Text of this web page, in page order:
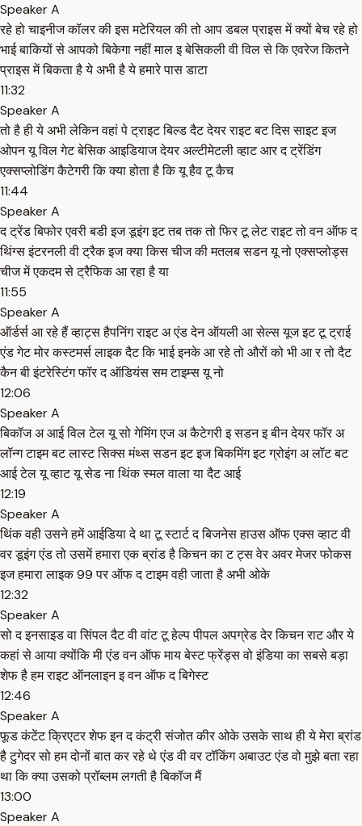
Speaker A
रहे हो चाइनीज कॉलर की इस मटेरियल की तो आप डबल प्राइस में क्यों बेच रहे हो
भाई बाकियों से आपको बिकेगा नहीं माल इ बेसिकली वी विल से कि एवरेज कितने
प्राइस में बिकता है ये अभी है ये हमारे पास डाटा
11:32
Speaker A
तो है ही ये अभी लेकिन वहां पे ट्राइट बिल्ड दैट देयर राइट बट दिस साइट इज
ओपन यू विल गेट बेसिक आइडियाज देयर अल्टीमेटली व्हाट आर द ट्रेंडिंग
एक्सप्लोडिंग कैटेगरी कि क्या होता है कि यू हैव टू कैच
11:44
Speaker A
द ट्रेंड बिफोर एवरी बडी इज डूइंग इट तब तक तो फिर टू लेट राइट तो वन ऑफ द
थिंग्स इंटरनली वी ट्रैक इज क्या किस चीज की मतलब सडन यू नो एक्सप्लोड्स
चीज में एकदम से ट्रैफिक आ रहा है या
11:55
Speaker A
ऑर्डर्स आ रहे हैं व्हाट्स हैपनिंग राइट अ एंड देन ऑयली आ सेल्स यूज इट टू ट्राई
एंड गेट मोर कस्टमर्स लाइक दैट कि भाई इनके आ रहे तो औरों को भी आ र तो दैट
कैन बी इंटरेस्टिंग फॉर द ऑडियंस सम टाइम्स यू नो
12:06
Speaker A
बिकॉज अ आई विल टेल यू सो गेमिंग एज अ कैटेगरी इ सडन इ बीन देयर फॉर अ
लॉन्ग टाइम बट लास्ट सिक्स मंथ्स सडन इट इज बिकमिंग इट ग्रोइंग अ लॉट बट
आई टेल यू व्हाट यू सेड ना थिंक स्मल वाला या दैट आई
12:19
Speaker A
थिंक वही उसने हमें आईडिया दे था टू स्टार्ट द बिजनेस हाउस ऑफ एक्स व्हाट वी
वर डूइंग एंड तो उसमें हमारा एक ब्रांड है किचन का ट ट्स वेर अवर मेजर फोकस
इज हमारा लाइक 99 पर ऑफ द टाइम वही जाता है अभी ओके
12:32
Speaker A
सो द इनसाइड वा सिंपल दैट वी वांट टू हेल्प पीपल अपग्रेड देर किचन राट और ये
कहां से आया क्योंकि मी एंड वन ऑफ माय बेस्ट फ्रेंड्स वो इंडिया का सबसे बड़ा
शेफ है हम राइट ऑनलाइन इ वन ऑफ द बिगेस्ट
12:46
Speaker A
फूड कंटेंट क्रिएटर शेफ इन द कंट्री संजोत कीर ओके उसके साथ ही ये मेरा ब्रांड
है टुगेदर सो हम दोनों बात कर रहे थे एंड वी वर टॉकिंग अबाउट एंड वो मुझे बता रहा
था कि क्या उसको प्रॉब्लम लगती है बिकॉज मैं
13:00
Speaker A